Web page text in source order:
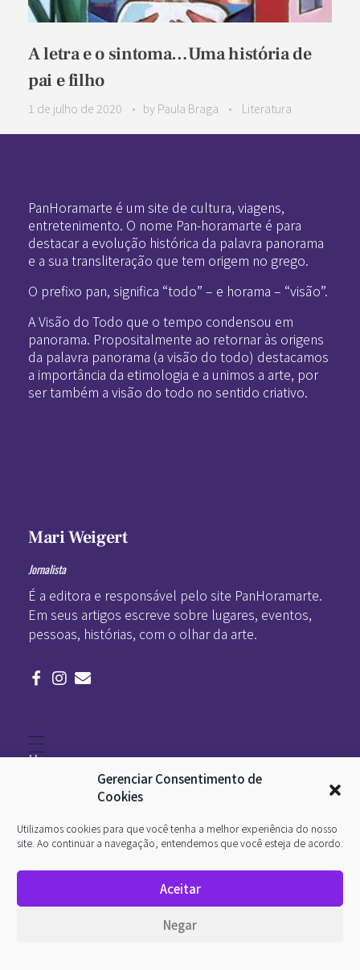
Gerenciar Consentimento de
Cookies
Utilizamos cookies para que você tenha a melhor experiência do nosso
site. Ao continuar a navegação, entendemos que você esteja de acordo.
Aceitar
Negar
A letra e o sintoma…Uma história de
pai e filho
1 de julho de 2020 by Paula Braga Literatura
PanHoramarte é um site de cultura, viagens,
entretenimento. O nome Pan-horamarte é para
destacar a evolução histórica da palavra panorama
e a sua transliteração que tem origem no grego.
O prefixo pan, significa “todo” – e horama – “visão”.
A Visão do Todo que o tempo condensou em
panorama. Propositalmente ao retornar às origens
da palavra panorama (a visão do todo) destacamos
a importância da etimologia e a unimos a arte, por
ser também a visão do todo no sentido criativo.
Mari Weigert
Jornalista
É a editora e responsável pelo site PanHoramarte.
Em seus artigos escreve sobre lugares, eventos,
pessoas, histórias, com o olhar da arte.
Home
Arte
O que é arte
InternetArt
Quem somos
viajamos nessa poética. Todos os direitos reservados